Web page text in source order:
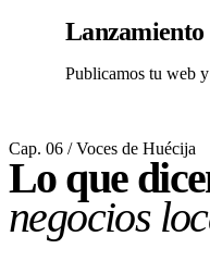
Lanzamiento
Publicamos tu web
Cap. 06 / Voces de Huécija
Lo que
negocios